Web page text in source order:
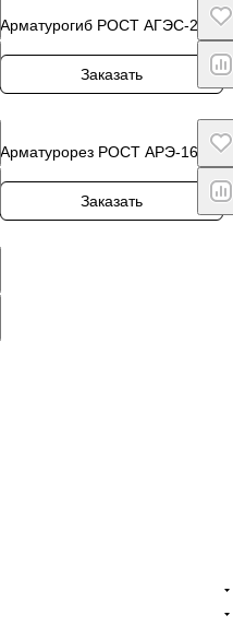
Арматурогиб РОСТ АГЭС-25
Заказать
Арматурорез РОСТ АРЭ-16А
Заказать